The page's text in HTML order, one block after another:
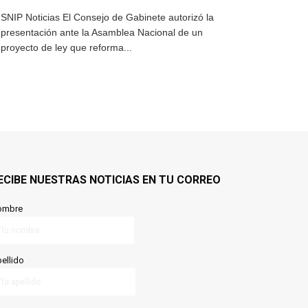
SNIP Noticias El Consejo de Gabinete autorizó la
presentación ante la Asamblea Nacional de un
proyecto de ley que reforma...
NUESTRAS NOTICIAS EN TU CORREO